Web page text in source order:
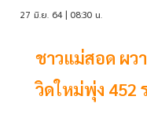
27 มิ.ย. 64 | 08:30 น.
ชาวแม่สอด ผว
วิดใหม่พุ่ง 452